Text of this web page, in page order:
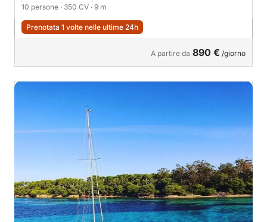
10 persone · 350 CV · 9 m
Prenotata 1 volte nelle ultime 24h
A partire da 890 € /giorno